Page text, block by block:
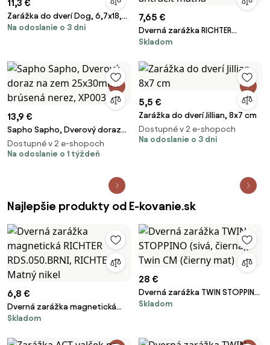
11,3 €
Zarážka do dverí Dog, 6,7x18,2
cm
Na odoslanie o 3 dni
7,65 €
Dverná zarážka RICHTER
RK.ZAR.ELBA.ANT, RICHTER
Skladom
13,9 €
Sapho Sapho, Dverový doraz
na zem 25x30mm, brúsená
nerez, XP003
Dostupné v 2 e-shopoch
Na odoslanie o 1 týždeň
5,5 €
Zarážka do dverí Jillian, 8x7 cm
Dostupné v 2 e-shopoch
Na odoslanie o 3 dni
Najlepšie produkty od E-kovanie.sk
6,8 €
Dverná zarážka magnetická
RICHTER RDS.050.BRNI, RICHTER
Skladom
28 €
Dverná zarážka TWIN STOPPINO
(sivá, čierna), Twin CM (čierny
Skladom